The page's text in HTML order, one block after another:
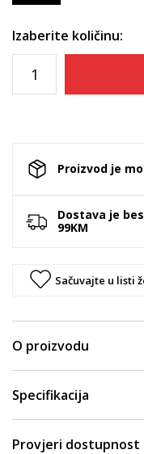
Izaberite količinu:
Proizvod je
Dostava je
99KM
Sačuvajte u listi
O proizvodu
Specifikacija
Provjeri dostupnost